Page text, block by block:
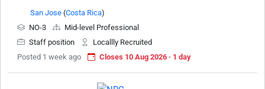
San Jose (Costa Rica)
NO-3
Mid-level Professional
Staff position
Locallly Recruited
Posted 1 week ago
Closes 10 Aug 2026 · 1 day